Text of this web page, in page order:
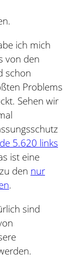
ich mich
von den
schon
Problems
Sehen wir
5.620 links
ist eine
den nur
.
sind